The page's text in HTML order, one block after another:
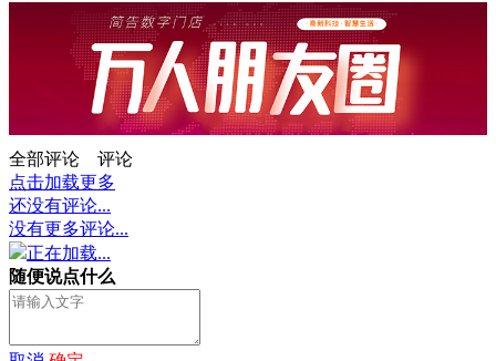
全部评论
评论
点击加载更多
还没有评论...
没有更多评论...
正在加载...
随便说点什么